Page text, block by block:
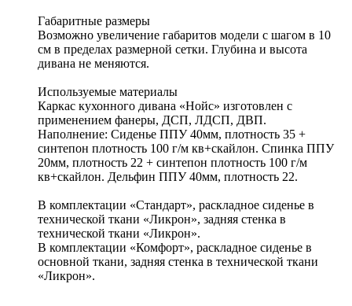
Габаритные размеры
Возможно увеличение габаритов модели с шагом в 10
см в пределах размерной сетки. Глубина и высота
дивана не меняются.
Используемые материалы
Каркас кухонного дивана «Нойс» изготовлен с
применением фанеры, ДСП, ЛДСП, ДВП.
Наполнение: Сиденье ППУ 40мм, плотность 35 +
синтепон плотность 100 г/м кв+скайлон. Спинка ППУ
20мм, плотность 22 + синтепон плотность 100 г/м
кв+скайлон. Дельфин ППУ 40мм, плотность 22.
В комплектации «Стандарт», раскладное сиденье в
технической ткани «Ликрон», задняя стенка в
технической ткани «Ликрон».
В комплектации «Комфорт», раскладное сиденье в
основной ткани, задняя стенка в технической ткани
«Ликрон».